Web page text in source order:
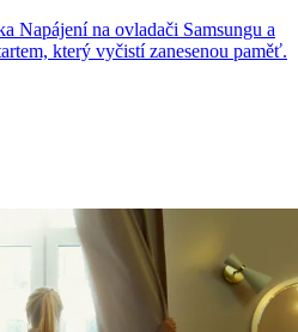
Napájení na ovladači Samsungu a
který vyčistí zanesenou paměť.